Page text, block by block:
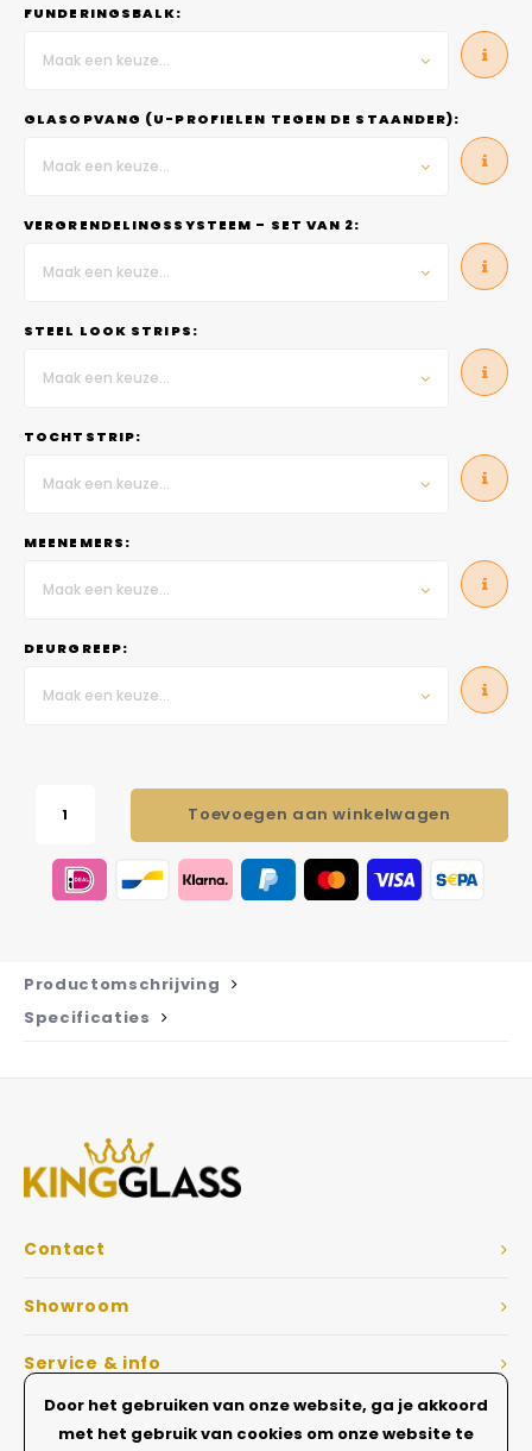
FUNDERINGSBALK:
Maak een keuze...
GLASOPVANG (U-PROFIELEN TEGEN DE STAANDER):
Maak een keuze...
VERGRENDELINGSSYSTEEM – SET VAN 2:
Maak een keuze...
STEEL LOOK STRIPS:
Maak een keuze...
TOCHTSTRIP:
Maak een keuze...
MEENEMERS:
Maak een keuze...
DEURGREEP:
Maak een keuze...
Toevoegen aan winkelwagen
Productomschrijving
Specificaties
Contact
Showroom
Service & info
Dé Glazen wanden specialist
Door het gebruiken van onze website, ga je akkoord
met het gebruik van cookies om onze website te